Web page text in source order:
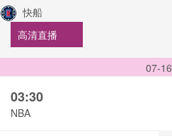
快船
高清直播
07-16
03:30
NBA